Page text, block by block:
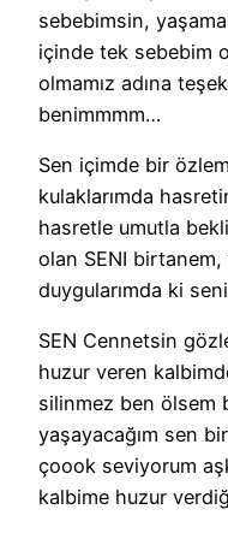
sebebimsin,
içinde tek sebebim
olmamız adına
benimmmm…
Sen içimde bir
kulaklarımda
hasretle umutla
olan SENI
duygularımda ki
SEN Cennetsin
huzur veren
silinmez ben ölsem
yaşayacağım sen
çoook seviyorum
kalbime huzur